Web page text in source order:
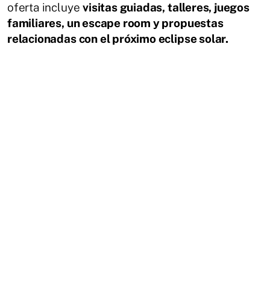
oferta incluyevisitas guiadas, talleres, juegos
familiares, un escape room y propuestas
relacionadas con el próximo eclipse solar.